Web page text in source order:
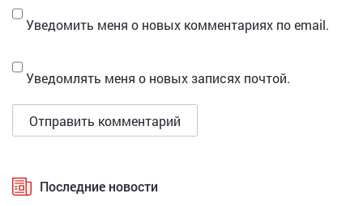
Уведомить меня о новых комментариях по email.
Уведомлять меня о новых записях почтой.
Последние новости